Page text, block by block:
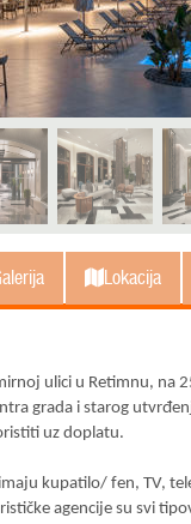
Lokacija
ulici u Retimnu, na
grada i starog
uz doplatu.
kupatilo/ fen, TV,
agencije su svi